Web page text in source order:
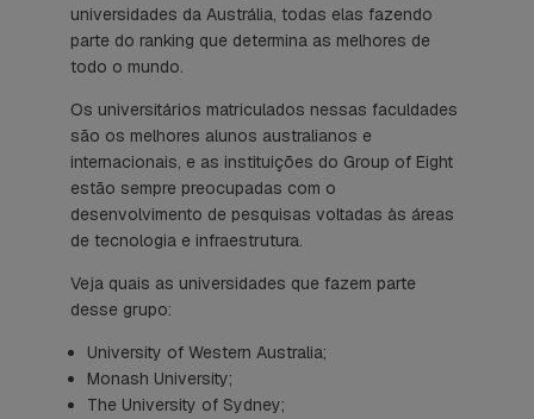
universidades da Austrália, todas elas fazendo
parte do ranking que determina as melhores de
todo o mundo.
Os universitários matriculados nessas faculdades
são os melhores alunos australianos e
internacionais, e as instituições do Group of Eight
estão sempre preocupadas com o
desenvolvimento de pesquisas voltadas às áreas
de tecnologia e infraestrutura.
Veja quais as universidades que fazem parte
desse grupo:
University of Western Australia;
Monash University;
The University of Sydney;